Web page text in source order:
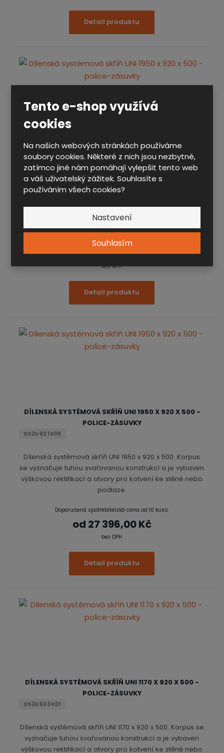
Tento e-shop využívá
cookies
Na našich webových stránkách používáme
soubory cookies. Některé z nich jsou nezbytné,
zatímco jiné nám pomáhají vylepšit tento web
a váš uživatelský zážitek. Souhlasíte s
používáním všech cookies?
Nastavení
Souhlasím
Detail produktu
DÍLENSKÁ SYSTÉMOVÁ SKŘÍŇ UNI 1950 X 920 X 500 -
POLICE-ZÁSUVKY
DS2U 92 1 K08
Dílenská systémová skříň UNI 1950 x 920 x 500. Korpus
se vyznačuje tuhou svařovanou konstrukcí a je vybaven
výškovou rektifikací a otvory pro kotvení ke stěně nebo
podlaze.
Doporučená spotřebitelská cena od 10 kusů:
od15 243,00 Kč
bez DPH
Detail produktu
DÍLENSKÁ SYSTÉMOVÁ SKŘÍŇ UNI 1950 X 920 X 500 -
POLICE-ZÁSUVKY
DS2U 92 1 K09
Dílenská systémová skříň UNI 1950 x 920 x 500. Korpus
se vyznačuje tuhou svařovanou konstrukcí a je vybaven
výškovou rektifikací a otvory pro kotvení ke stěně nebo
podlaze.
Doporučená spotřebitelská cena od 10 kusů:
od 27 396,00 Kč
bez DPH
Detail produktu
DÍLENSKÁ SYSTÉMOVÁ SKŘÍŇ UNI 1170 X 920 X 500 -
POLICE-ZÁSUVKY
DS2U 92 3 K01
Dílenská systémová skříň UNI 1170 x 920 x 500. Korpus se
vyznačuje tuhou svařovanou konstrukcí a je vybaven
výškovou rektifikací a otvory pro kotvení ke stěně nebo